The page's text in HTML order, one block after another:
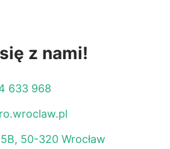
z nami!
633 968
50-320 Wrocław